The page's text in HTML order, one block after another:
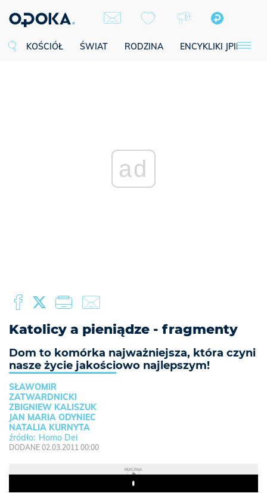
KOŚCIÓŁ ŚWIAT RODZINA ENCYKLIKI JPII
ad
Katolicy a pieniądze - fragmenty
Dom to komórka najważniejsza, która czyni
nasze życie jakościowo najlepszym!
SŁAWOMIR
ZATWARDNICKI
ZBIGNIEW KALISZUK
JAN MARIA ODYNIEC
NATALIA KURNYTA
Homo Dei
DODANE 02.03.2011 00:00
REKLAMA
Play